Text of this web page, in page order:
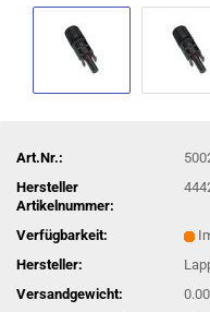
Art.Nr.:
Hersteller
Artikelnummer:
Verfügbarkeit:
Hersteller:
Versandgewicht: